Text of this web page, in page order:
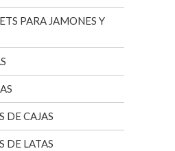
PARA JAMONES Y
DE CAJAS
DE LATAS